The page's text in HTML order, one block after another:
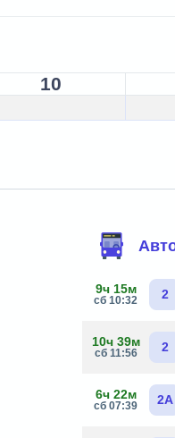
10
9ч 15м
сб 10:32 2
10ч 39м
сб 11:56 2
6ч 22м
сб 07:39 2А